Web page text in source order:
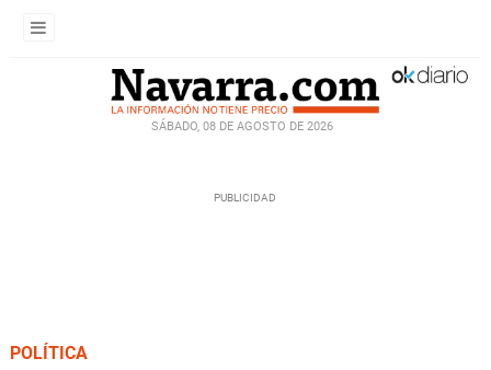
SÁBADO, 08 DE AGOSTO DE 2026
POLÍTICA